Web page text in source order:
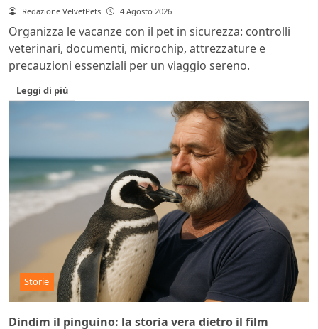
Redazione VelvetPets 4 Agosto 2026
Organizza le vacanze con il pet in sicurezza: controlli
veterinari, documenti, microchip, attrezzature e
precauzioni essenziali per un viaggio sereno.
Leggi di più
Storie
Dindim il pinguino: la storia vera dietro il film